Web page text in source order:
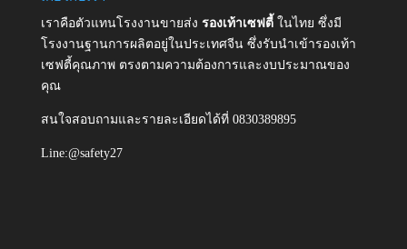
เราคือตัวแทนโรงงานขายส่ง รองเท้าเซฟตี้ ในไทย ซึ่งมี
โรงงานฐานการผลิตอยู่ในประเทศจีน ซึ่งรับนำเข้ารองเท้า
เซฟตี้คุณภาพ ตรงตามความต้องการและงบประมาณของ
คุณ
สนใจสอบถามและรายละเอียดได้ที่ 0830389895
Line:@safety27